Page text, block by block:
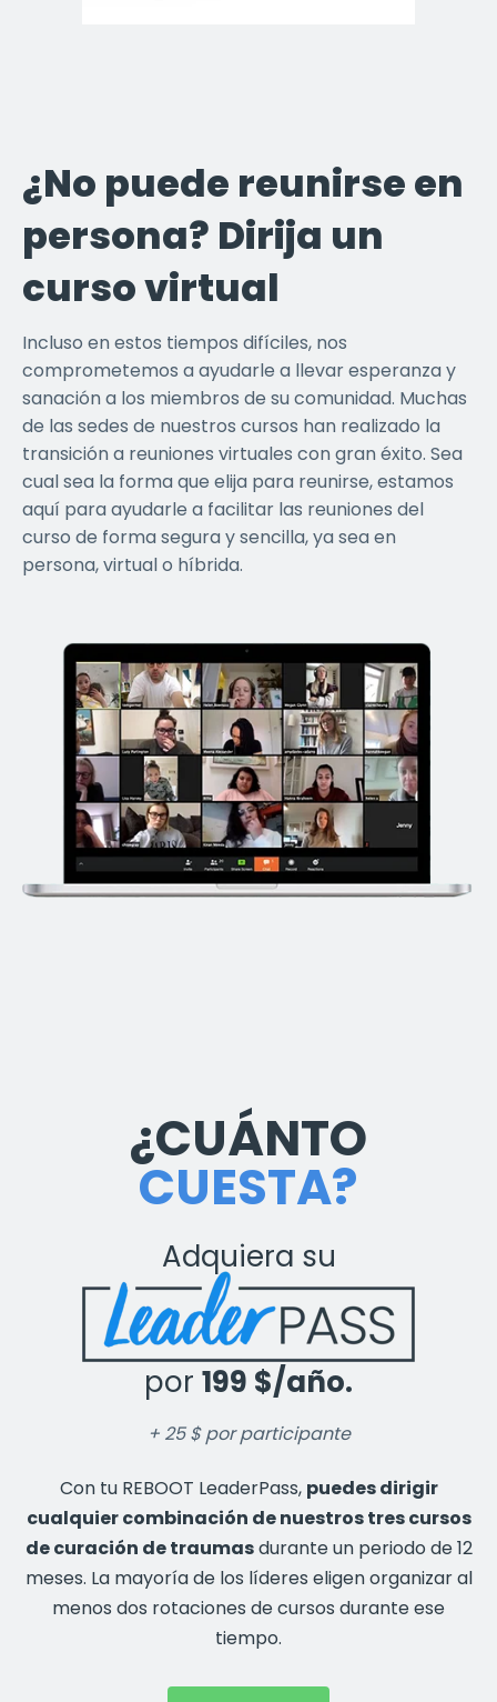
¿No puede reunirse en
persona? Dirija un
curso virtual
Incluso en estos tiempos difíciles, nos
comprometemos a ayudarle a llevar esperanza y
sanación a los miembros de su comunidad. Muchas
de las sedes de nuestros cursos han realizado la
transición a reuniones virtuales con gran éxito. Sea
cual sea la forma que elija para reunirse, estamos
aquí para ayudarle a facilitar las reuniones del
curso de forma segura y sencilla, ya sea en
persona, virtual o híbrida.
¿CUÁNTO
CUESTA?
Adquiera su
por 199 $/año.
+ 25 $ por participante
Con tu REBOOT LeaderPass, puedes dirigir
cualquier combinación de nuestros tres cursos
de curación de traumasdurante un periodo de 12
meses. La mayoría de los líderes eligen organizar al
menos dos rotaciones de cursos durante ese
tiempo.